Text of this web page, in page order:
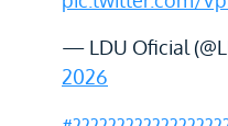
— LDU Oficial
2026